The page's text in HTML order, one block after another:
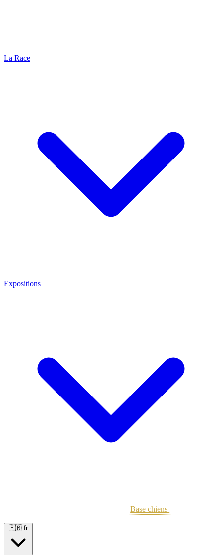
La Race
Expositions
Base chiens
🇫🇷 fr